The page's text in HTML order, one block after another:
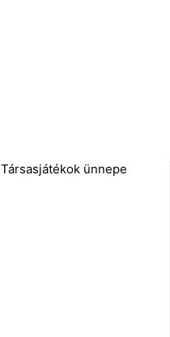
Társasjátékok ünnepe